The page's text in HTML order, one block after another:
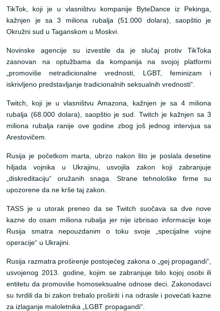
TikTok, koji je u vlasništvu kompanije ByteDance iz Pekinga,
kažnjen je sa 3 miliona rubalja (51.000 dolara), saopštio je
Okružni sud u Taganskom u Moskvi.
Novinske agencije su izvestile da je slučaj protiv TikToka
zasnovan na optužbama da kompanija na svojoj platformi
„promoviše netradicionalne vrednosti, LGBT, feminizam i
iskrivljeno predstavljanje tradicionalnih seksualnih vrednosti“.
Twitch, koji je u vlasništvu Amazona, kažnjen je sa 4 miliona
rubalja (68.000 dolara), saopštio je sud. Twitch je kažnjen sa 3
miliona rubalja ranije ove godine zbog još jednog intervjua sa
Arestovičem.
Rusija je početkom marta, ubrzo nakon što je poslala desetine
hiljada vojnika u Ukrajinu, usvojila zakon koji zabranjuje
„diskreditaciju“ oružanih snaga. Strane tehnološke firme su
upozorene da ne krše taj zakon.
TASS je u utorak preneo da se Twitch suočava sa dve nove
kazne do osam miliona rubalja jer nije izbrisao informacije koje
Rusija smatra nepouzdanim o toku svoje „specijalne vojne
operacije“ u Ukrajini.
Rusija razmatra proširenje postojećeg zakona o „gej propagandi“,
usvojenog 2013. godine, kojim se zabranjuje bilo kojoj osobi ili
entitetu da promoviše homoseksualne odnose deci. Zakonodavci
su tvrdili da bi zakon trebalo proširiti i na odrasle i povećati kazne
za izlaganje maloletnika „LGBT propagandi“.